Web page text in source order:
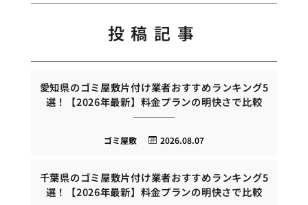
投稿記事
愛知県のゴミ屋敷片付け業者おすすめランキング5
選！【2026年最新】料金プランの明快さで比較
2026.08.07
ゴミ屋敷
千葉県のゴミ屋敷片付け業者おすすめランキング5
選！【2026年最新】料金プランの明快さで比較